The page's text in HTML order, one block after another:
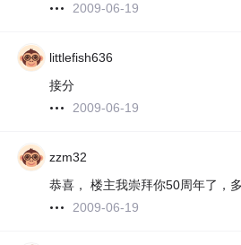
2009-06-19
littlefish636
接分
2009-06-19
zzm32
恭喜， 楼主我崇拜你50周年了，
2009-06-19